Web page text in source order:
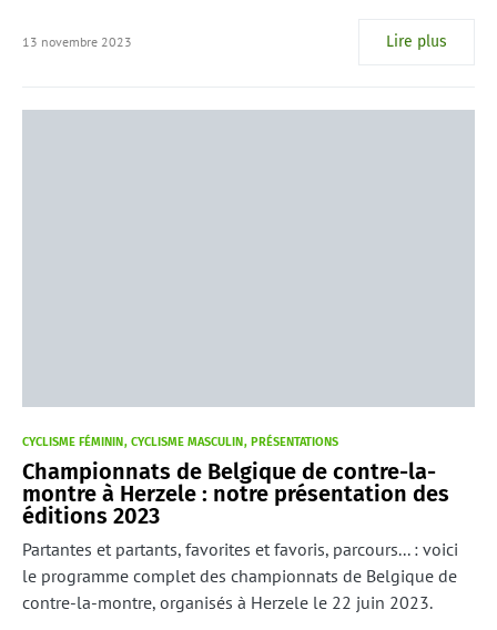
13 novembre 2023 Lire plus
CYCLISME FÉMININ CYCLISME MASCULIN PRÉSENTATIONS
Championnats de Belgique de contre-la-
montre à Herzele : notre présentation des
éditions 2023
Partantes et partants, favorites et favoris, parcours... : voici
le programme complet des championnats de Belgique de
contre-la-montre, organisés à Herzele le 22 juin 2023.